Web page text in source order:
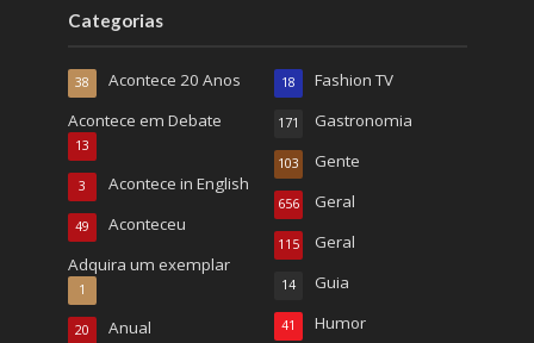
Categorias
Acontece 20 Anos
38
Acontece em Debate
13
Acontece in English
3
Aconteceu
49
Adquira um exemplar
1
Anual
20
Fashion TV
18
Gastronomia
171
Gente
103
Geral
656
Geral
115
Guia
14
Humor
41